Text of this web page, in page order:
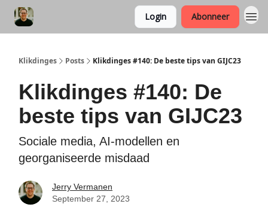
Login Abonneer
Klikdinges Posts Klikdinges #140: De beste tips van GIJC23
Klikdinges #140: De
beste tips van GIJC23
Sociale media, AI-modellen en
georganiseerde misdaad
Jerry Vermanen
September 27, 2023